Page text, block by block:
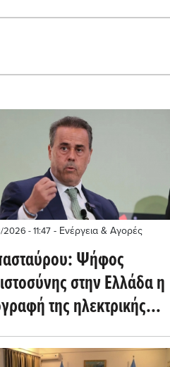
- 11:47- Ενέργεια & Αγορές
Ψήφος
στην Ελλάδα η
της ηλεκτρικής
με την Κύπρο